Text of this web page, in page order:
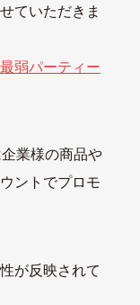
ていただきま
弱パーティー
業様の商品や
ントでプロモ
が反映されて